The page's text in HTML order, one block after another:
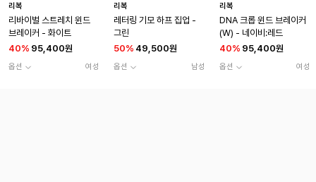
리복
리바이벌 스트레치 윈드
브레이커 - 화이트
40% 95,400원
옵션 여성
리복
레터링 기모 하프 집업 -
그린
50% 49,500원
옵션 남성
리복
DNA 크롭 윈드 브레이커
(W) - 네이비:레드
40% 95,400원
옵션 여성